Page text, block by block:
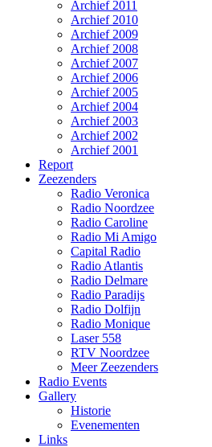
Archief 2011
Archief 2010
Archief 2009
Archief 2008
Archief 2007
Archief 2006
Archief 2005
Archief 2004
Archief 2003
Archief 2002
Archief 2001
Report
Zeezenders
Radio Veronica
Radio Noordzee
Radio Caroline
Radio Mi Amigo
Capital Radio
Radio Atlantis
Radio Delmare
Radio Paradijs
Radio Dolfijn
Radio Monique
Laser 558
RTV Noordzee
Meer Zeezenders
Radio Events
Gallery
Historie
Evenementen
Links